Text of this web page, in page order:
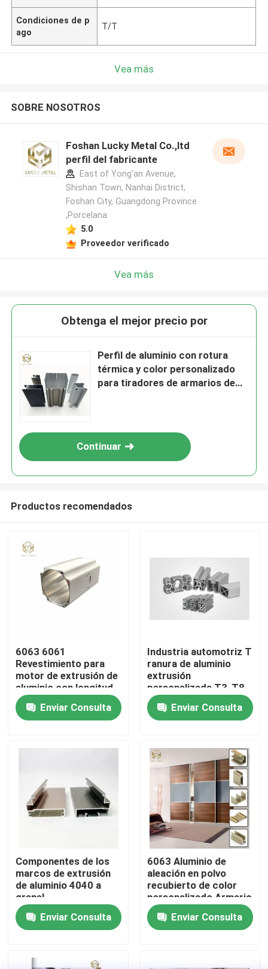
Productos
Sobre nosotros
Contacto
Todos los casos
Solicitar una cotización
perfiles de aluminio para las ventanas y las puertas
Condiciones de p
ago
T/T
Vea más
SOBRE NOSOTROS
Foshan Lucky Metal Co.,ltd
perfil del fabricante
East of Yong'an Avenue,
Shishan Town, Nanhai District,
Foshan City, Guangdong Province
,Porcelana
5.0
Proveedor verificado
Vea más
Obtenga el mejor precio por
Perfil de aluminio con rotura
térmica y color personalizado
para tiradores de armarios de
Continuar
Productos recomendados
6063 6061
Revestimiento para
motor de extrusión de
aluminio con longitud
personalizada y
acabado recubierto
de polvo
Enviar Consulta
Industria automotriz T
ranura de aluminio
extrusión
personalizada T3-T8
Enviar Consulta
Componentes de los
marcos de extrusión
de aluminio 4040 a
granel
Enviar Consulta
6063 Aluminio de
aleación en polvo
recubierto de color
personalizado Armario
de puerta marco de
aluminio perfil
Enviar Consulta